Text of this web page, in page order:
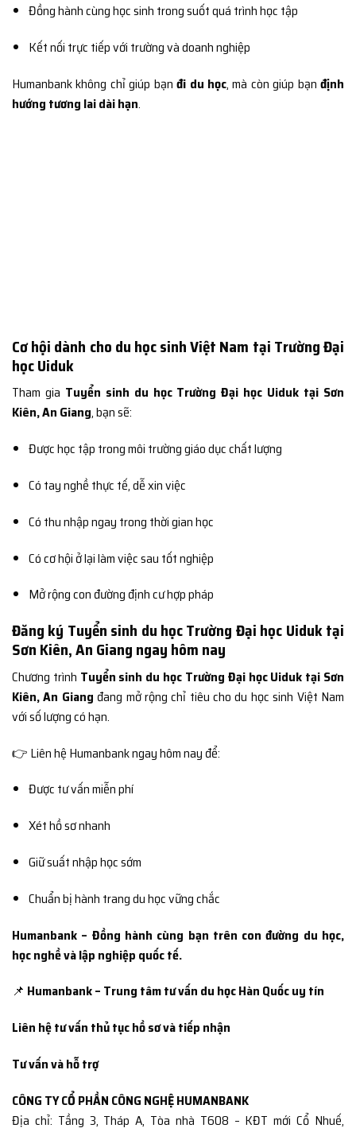
Đồng hành cùng học sinh trong suốt quá trình học tập
Kết nối trực tiếp với trường và doanh nghiệp
Humanbank không chỉ giúp bạnđi du học, mà còn giúp bạnđịnh
hướng tương lai dài hạn.
Cơ hội dành cho du học sinh Việt Nam tại Trường Đại
học Uiduk
Tham gia Tuyển sinh du học Trường Đại học Uiduk tại Sơn
Kiên, An Giang, bạn sẽ:
Được học tập trong môi trường giáo dục chất lượng
Có tay nghề thực tế, dễ xin việc
Có thu nhập ngay trong thời gian học
Có cơ hội ở lại làm việc sau tốt nghiệp
Mở rộng con đường định cư hợp pháp
Đăng ký Tuyển sinh du học Trường Đại học Uiduk tại
Sơn Kiên, An Giang ngay hôm nay
Chương trình Tuyển sinh du học Trường Đại học Uiduk tại Sơn
Kiên, An Giang đang mở rộng chỉ tiêu cho du học sinh Việt Nam
với số lượng có hạn.
👉 Liên hệ Humanbank ngay hôm nay để:
Được tư vấn miễn phí
Xét hồ sơ nhanh
Giữ suất nhập học sớm
Chuẩn bị hành trang du học vững chắc
Humanbank – Đồng hành cùng bạn trên con đường du học,
học nghề và lập nghiệp quốc tế.
📌 Humanbank – Trung tâm tư vấn du học Hàn Quốc uy tín
Liên hệ tư vấn thủ tục hồ sơ và tiếp nhận
Tư vấn và hỗ trợ
CÔNG TY CỔ PHẦN CÔNG NGHỆ HUMANBANK
Địa chỉ: Tầng 3, Tháp A, Tòa nhà T608 – KĐT mới Cổ Nhuế,